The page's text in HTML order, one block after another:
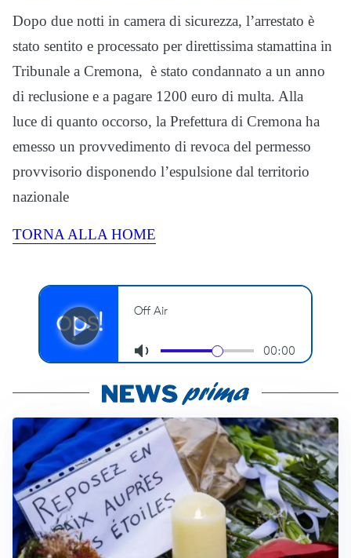
Dopo due notti in camera di sicurezza, l’arrestato è
stato sentito e processato per direttissima stamattina in
Tribunale a Cremona, è stato condannato a un anno
di reclusione e a pagare 1200 euro di multa. Alla
luce di quanto occorso, la Prefettura di Cremona ha
emesso un provvedimento di revoca del permesso
provvisorio disponendo l’espulsione dal territorio
nazionale
TORNA ALLA HOME